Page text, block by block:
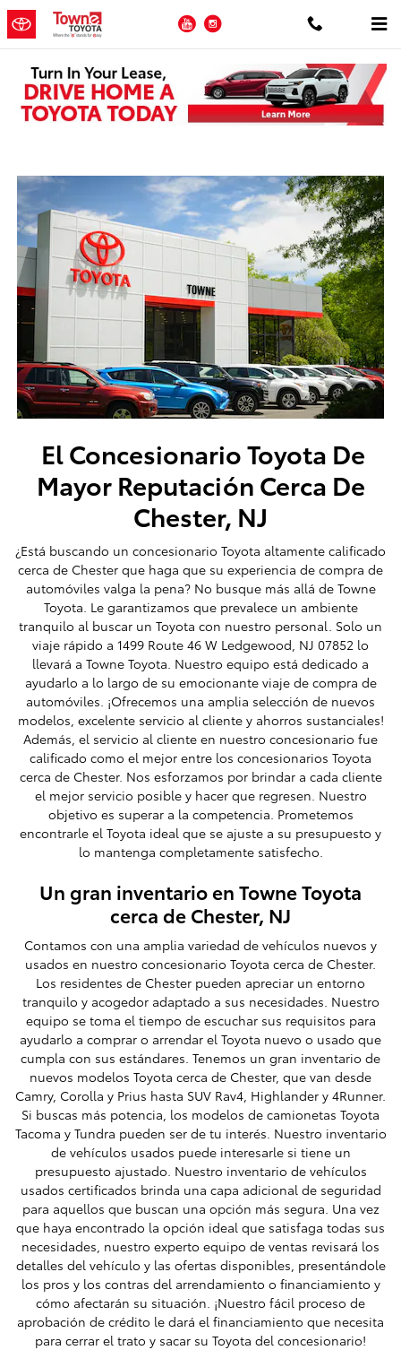
Skip to main content
YouTube
Concesionario Toyota cerca de Chester
El Concesionario Toyota De
Mayor Reputación Cerca De
Chester, NJ
¿Está buscando un concesionario Toyota altamente calificado
cerca de Chester que haga que su experiencia de compra de
automóviles valga la pena? No busque más allá de Towne
Toyota. Le garantizamos que prevalece un ambiente
tranquilo al buscar un Toyota con nuestro personal. Solo un
viaje rápido a 1499 Route 46 W Ledgewood, NJ 07852 lo
llevará a Towne Toyota. Nuestro equipo está dedicado a
ayudarlo a lo largo de su emocionante viaje de compra de
automóviles. ¡Ofrecemos una amplia selección de nuevos
modelos, excelente servicio al cliente y ahorros sustanciales!
Además, el servicio al cliente en nuestro concesionario fue
calificado como el mejor entre los concesionarios Toyota
cerca de Chester. Nos esforzamos por brindar a cada cliente
el mejor servicio posible y hacer que regresen. Nuestro
objetivo es superar a la competencia. Prometemos
encontrarle el Toyota ideal que se ajuste a su presupuesto y
lo mantenga completamente satisfecho.
Un gran inventario en Towne Toyota
cerca de Chester, NJ
Contamos con una amplia variedad de vehículos nuevos y
usados ​​en nuestro concesionario Toyota cerca de Chester.
Los residentes de Chester pueden apreciar un entorno
tranquilo y acogedor adaptado a sus necesidades. Nuestro
equipo se toma el tiempo de escuchar sus requisitos para
ayudarlo a comprar o arrendar el Toyota nuevo o usado que
cumpla con sus estándares. Tenemos un gran inventario de
nuevos modelos Toyota cerca de Chester, que van desde
Camry, Corolla y Prius hasta SUV Rav4, Highlander y 4Runner.
Si buscas más potencia, los modelos de camionetas Toyota
Tacoma y Tundra pueden ser de tu interés. Nuestro inventario
de vehículos usados ​​puede interesarle si tiene un
presupuesto ajustado. Nuestro inventario de vehículos
usados ​​certificados brinda una capa adicional de seguridad
para aquellos que buscan una opción más segura. Una vez
que haya encontrado la opción ideal que satisfaga todas sus
necesidades, nuestro experto equipo de ventas revisará los
detalles del vehículo y las ofertas disponibles, presentándole
los pros y los contras del arrendamiento o financiamiento y
cómo afectarán su situación. ¡Nuestro fácil proceso de
aprobación de crédito le dará el financiamiento que necesita
para cerrar el trato y sacar su Toyota del concesionario!